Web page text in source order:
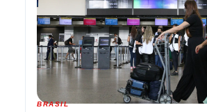
BRASIL